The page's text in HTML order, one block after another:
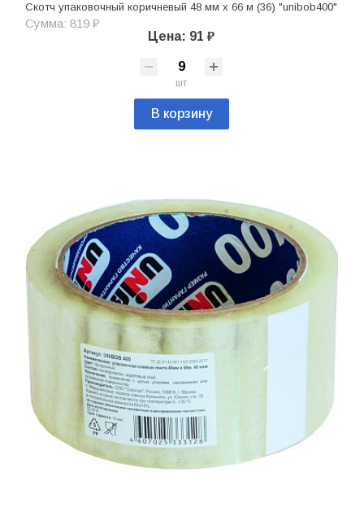
Скотч упаковочный коричневый 48 мм х 66 м (36) "unibob400"
Сумма: 819 ₽
Цена: 91 ₽
шт
В корзину